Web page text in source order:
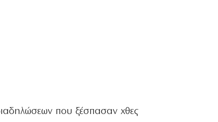
που ξέσπασαν χθες